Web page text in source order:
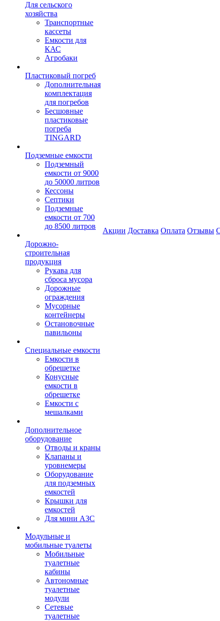
Для сельского
хозяйства
Транспортные
кассеты
Емкости для
КАС
Агробаки
Пластиковый погреб
Дополнительная
комплектация
для погребов
Бесшовные
пластиковые
погреба
TINGARD
Подземные емкости
Подземный
емкости от 9000
до 50000 литров
Кессоны
Септики
Подземные
емкости от 700
до 8500 литров
Дорожно-
строительная
продукция
Рукава для
сброса мусора
Дорожные
ограждения
Мусорные
контейнеры
Остановочные
павильоны
Специальные емкости
Емкости в
обрешетке
Конусные
емкости в
обрешетке
Емкости с
мешалками
Дополнительное
оборудование
Отводы и краны
Клапаны и
уровнемеры
Оборудование
для подземных
емкостей
Крышки для
емкостей
Для мини АЗС
Модульные и
мобильные туалеты
Мобильные
туалетные
кабины
Автономные
туалетные
модули
Сетевые
туалетные
Акции Доставка Оплата Отзывы